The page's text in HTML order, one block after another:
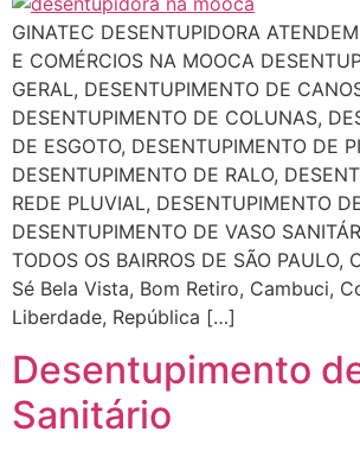
GINATEC DESENTUPIDORA
E COMÉRCIOS NA MOOCA
GERAL, DESENTUPIMENTO DE
DESENTUPIMENTO DE COLUNAS,
DE ESGOTO, DESENTUPIMENTO DE
DESENTUPIMENTO DE RALO,
REDE PLUVIAL, DESENTUPIMENTO
DESENTUPIMENTO DE VASO
TODOS OS BAIRROS DE SÃO PAULO,
Sé Bela Vista, Bom Retiro, Cambuci,
Liberdade, República […]
Desentupimento
Sanitário